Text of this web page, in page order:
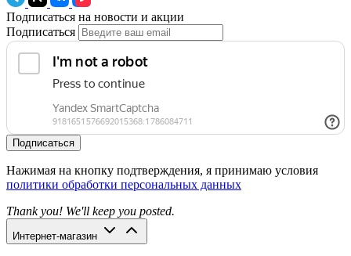
Подписаться на новости и акции
Подписаться
Подписаться
Нажимая на кнопку подтверждения, я принимаю условия
политики обработки персональных данных
Thank you! We'll keep you posted.
Интернет-магазин